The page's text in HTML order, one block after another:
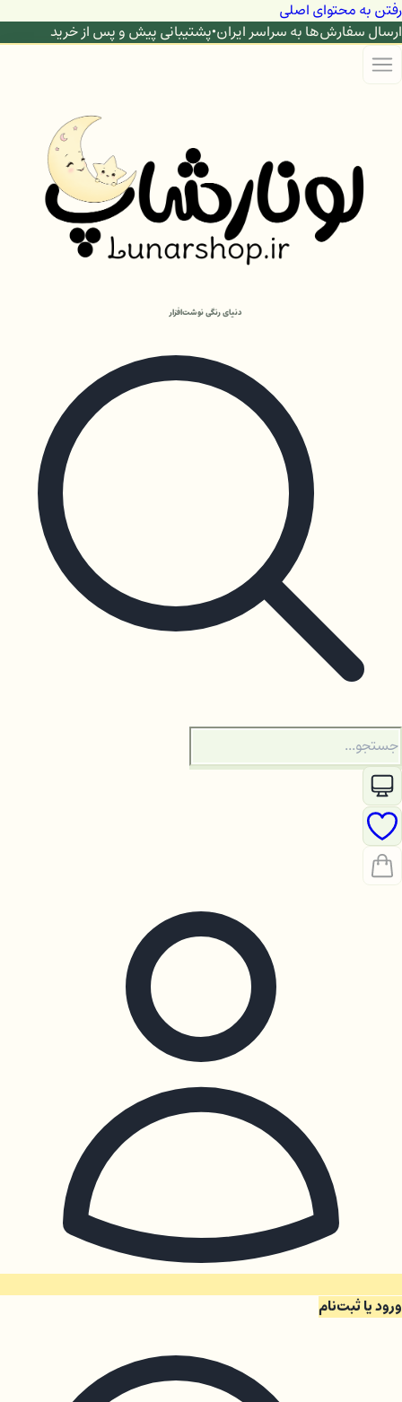
رفتن به محتوای اصلی
ارسال سفارش‌ها به سراسر ایران•پشتیبانی پیش و پس از خرید
دنیای رنگی نوشت‌افزار
ورود یا ثبت‌نام